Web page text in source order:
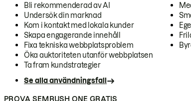
Bli rekommenderad av AI
Undersök din marknad
Kom i kontakt med lokala kunder
Skapa engagerande innehåll
Fixa tekniska webbplatsproblem
Öka auktoriteten utanför webbplatsen
Ta fram kundstrategier
Se alla användningsfall
PROVA SEMRUSH ONE GRATIS